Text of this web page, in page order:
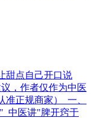
甜点自己开口说
，作者仅作为中医
准正规商家） 一、
中医讲"脾开窍于